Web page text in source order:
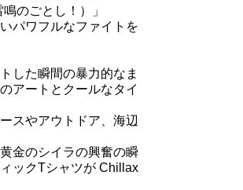
のごとし！）」
パワフルなファイトを
した瞬間の暴力的なま
アートとクールなタイ
スやアウトドア、海辺
金のシイラの興奮の瞬
ックTシャツが Chillax